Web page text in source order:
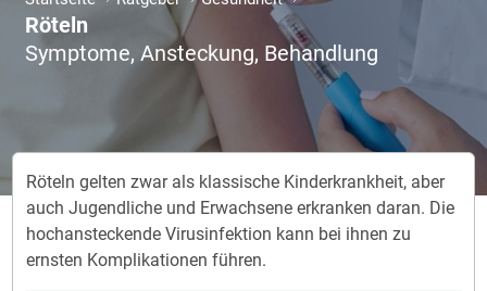
Röteln
Symptome, Ansteckung, Behandlung
Röteln gelten zwar als klassische Kinderkrankheit, aber
auch Jugendliche und Erwachsene erkranken daran. Die
hochansteckende Virusinfektion kann bei ihnen zu
ernsten Komplikationen führen.